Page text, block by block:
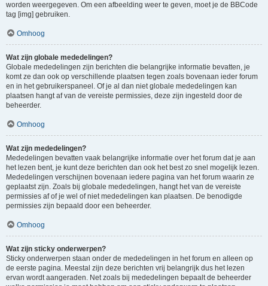
worden weergegeven. Om een afbeelding weer te geven, moet je de BBCode
tag [img] gebruiken.
Omhoog
Wat zijn globale mededelingen?
Globale mededelingen zijn berichten die belangrijke informatie bevatten, je
komt ze dan ook op verschillende plaatsen tegen zoals bovenaan ieder forum
en in het gebruikerspaneel. Of je al dan niet globale mededelingen kan
plaatsen hangt af van de vereiste permissies, deze zijn ingesteld door de
beheerder.
Omhoog
Wat zijn mededelingen?
Mededelingen bevatten vaak belangrijke informatie over het forum dat je aan
het lezen bent, je kunt deze berichten dan ook het best zo snel mogelijk lezen.
Mededelingen verschijnen bovenaan iedere pagina van het forum waarin ze
geplaatst zijn. Zoals bij globale mededelingen, hangt het van de vereiste
permissies af of je wel of niet mededelingen kan plaatsen. De benodigde
permissies zijn bepaald door een beheerder.
Omhoog
Wat zijn sticky onderwerpen?
Sticky onderwerpen staan onder de mededelingen in het forum en alleen op
de eerste pagina. Meestal zijn deze berichten vrij belangrijk dus het lezen
ervan wordt aangeraden. Net zoals bij mededelingen bepaalt de beheerder